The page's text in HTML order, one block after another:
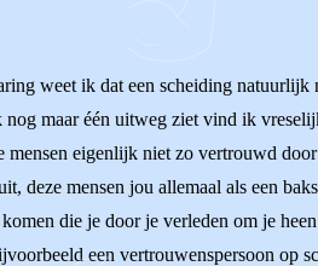
weet ik dat een scheiding natuurlijk
maar één uitweg ziet vind ik
eigenlijk niet zo vertrouwd
deze mensen jou allemaal als een
die je door je verleden om je
een vertrouwenspersoon